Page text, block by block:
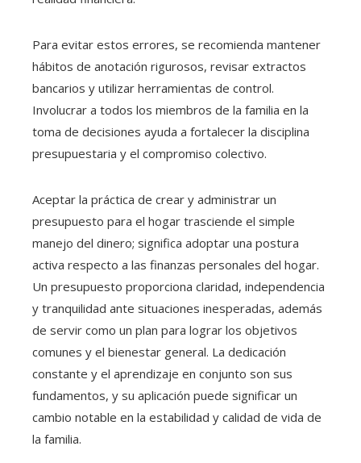
Para evitar estos errores, se recomienda mantener
hábitos de anotación rigurosos, revisar extractos
bancarios y utilizar herramientas de control.
Involucrar a todos los miembros de la familia en la
toma de decisiones ayuda a fortalecer la disciplina
presupuestaria y el compromiso colectivo.
Aceptar la práctica de crear y administrar un
presupuesto para el hogar trasciende el simple
manejo del dinero; significa adoptar una postura
activa respecto a las finanzas personales del hogar.
Un presupuesto proporciona claridad, independencia
y tranquilidad ante situaciones inesperadas, además
de servir como un plan para lograr los objetivos
comunes y el bienestar general. La dedicación
constante y el aprendizaje en conjunto son sus
fundamentos, y su aplicación puede significar un
cambio notable en la estabilidad y calidad de vida de
la familia.